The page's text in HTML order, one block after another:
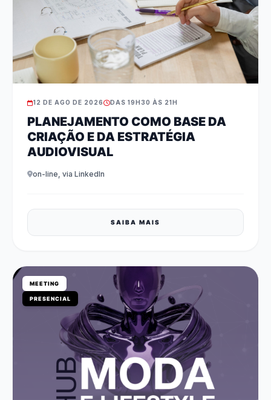
12 DE AGO DE 2026 DAS 19H30 ÀS 21H
PLANEJAMENTO COMO BASE DA
CRIAÇÃO E DA ESTRATÉGIA
AUDIOVISUAL
on-line, via LinkedIn
SAIBA MAIS
MEETING
PRESENCIAL